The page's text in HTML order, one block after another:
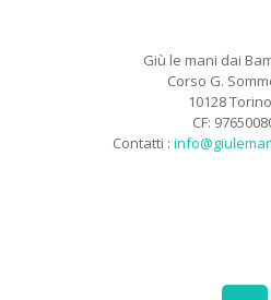
Giù le mani dai
Corso G.
10128
CF:
Contatti :